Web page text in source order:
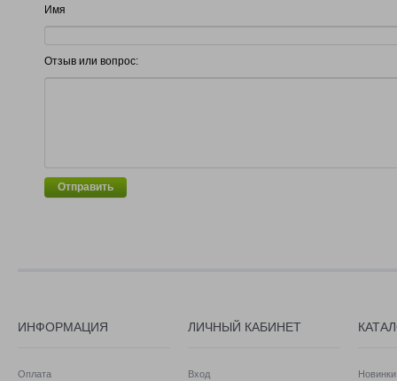
Имя
Отзыв или вопрос:
Отправить
ИНФОРМАЦИЯ
Оплата
ЛИЧНЫЙ КАБИНЕТ
Вход Новинки